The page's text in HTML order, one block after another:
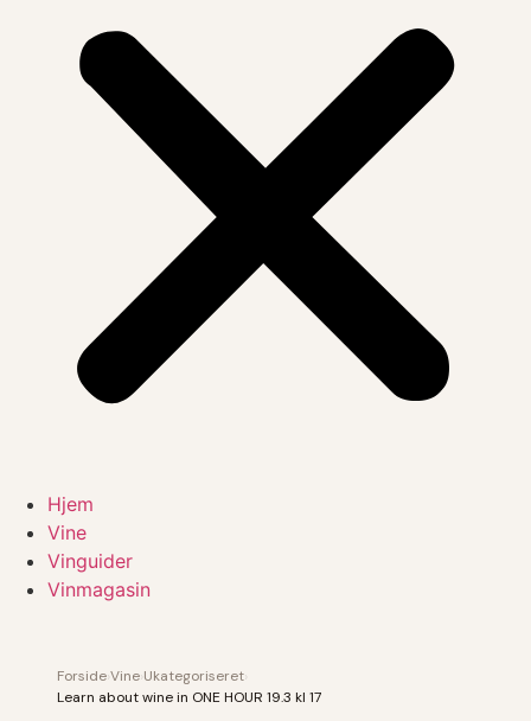
Hjem
Vine
Vinguider
Vinmagasin
ForsideVine Ukategoriseret
Learn about wine in ONE HOUR 19.3 kl 17